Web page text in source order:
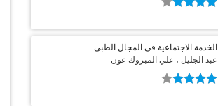
الخدمة الاجتماعية في المجال الطبي
عبد الجليل ، علي المبروك عون